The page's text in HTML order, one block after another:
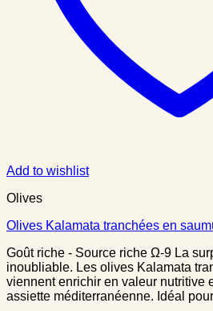
Add to wishlist
Olives
Olives Kalamata tranchées en
Goût riche - Source riche Ω-9 La
inoubliable. Les olives Kalamata
viennent enrichir en valeur nutritive
assiette méditerranéenne. Idéal